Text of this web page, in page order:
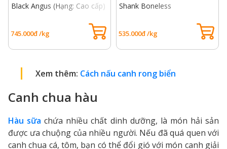
Black Angus (Hạng: Cao cấp)
745.000đ /kg
Shank Boneless
535.000đ /kg
Xem thêm: Cách nấu canh rong biển
Canh chua hàu
Hàu sữa chứa nhiều chất dinh dưỡng, là món hải sản
được ưa chuộng của nhiều người. Nếu đã quá quen với
canh chua cá, tôm, bạn có thể đổi gió với món canh giải